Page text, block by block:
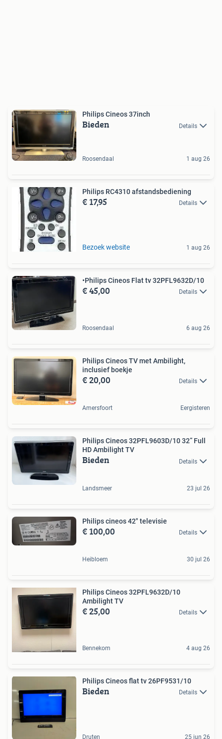
Philips Cineos 37inch
Bieden Details
Roosendaal 1 aug 26
Philips RC4310 afstandsbediening
€ 17,95 Details
Bezoek website 1 aug 26
•Philips Cineos Flat tv 32PFL9632D/10
€ 45,00 Details
Roosendaal 6 aug 26
Philips Cineos TV met Ambilight,
inclusief boekje
€ 20,00 Details
Amersfoort Eergisteren
Philips Cineos 32PFL9603D/10 32” Full
HD Ambilight TV
Bieden Details
Landsmeer 23 jul 26
Philips cineos 42" televisie
€ 100,00 Details
Heibloem 30 jul 26
Philips Cineos 32PFL9632D/10
Ambilight TV
€ 25,00 Details
Bennekom 4 aug 26
Philips Cineos flat tv 26PF9531/10
Bieden Details
Druten 25 jun 26